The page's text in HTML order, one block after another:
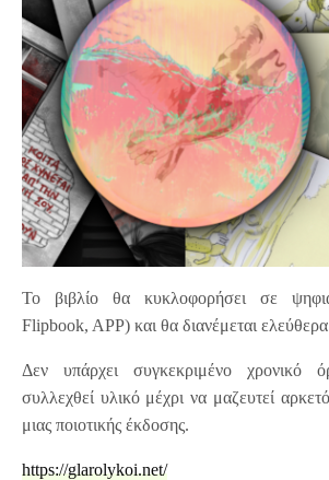
Το βιβλίο θα κυκλοφορήσει σε
Flipbook, APP) και θα διανέμεται
Δεν υπάρχει συγκεκριμένο χρονικό
συλλεχθεί υλικό μέχρι να μαζευτεί
μιας ποιοτικής έκδοσης.
https://glarolykoi.net/